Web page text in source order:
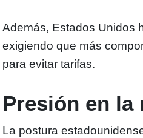
Además, Estados Unidos
exigiendo que más
para evitar tarifas.
Presión en la
La postura